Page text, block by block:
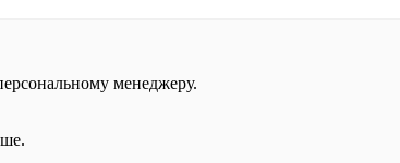
менеджеру.